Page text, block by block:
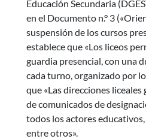
Educación Secundaria
en el Documento n.° 3
suspensión de los cursos
establece que «Los liceos
guardia presencial, con una
cada turno, organizado por
que «Las direcciones
de comunicados de
todos los actores
entre otros».